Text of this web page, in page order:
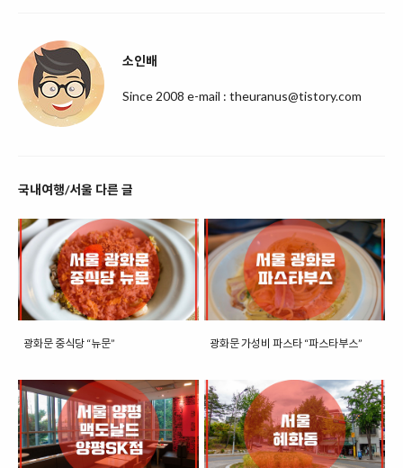
소인배
Since 2008 e-mail : theuranus@tistory.com
국내여행/서울 다른 글
광화문 중식당 “뉴문” 광화문 가성비 파스타 “파스타부스”